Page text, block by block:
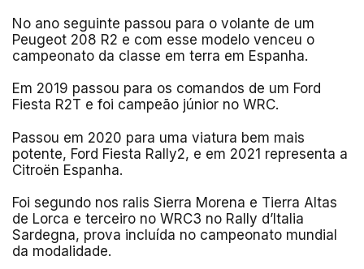
No ano seguinte passou para o volante de um
Peugeot 208 R2 e com esse modelo venceu o
campeonato da classe em terra em Espanha.
Em 2019 passou para os comandos de um Ford
Fiesta R2T e foi campeão júnior no WRC.
Passou em 2020 para uma viatura bem mais
potente, Ford Fiesta Rally2, e em 2021 representa a
Citroën Espanha.
Foi segundo nos ralis Sierra Morena e Tierra Altas
de Lorca e terceiro no WRC3 no Rally d’Italia
Sardegna, prova incluída no campeonato mundial
da modalidade.